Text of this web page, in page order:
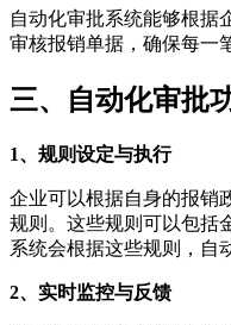
自动化审批系统能够根据
审核报销单据，确保每一
三、自动化审批
1、规则设定与执行
企业可以根据自身的报销
规则。这些规则可以包括
系统会根据这些规则，自
2、实时监控与反馈